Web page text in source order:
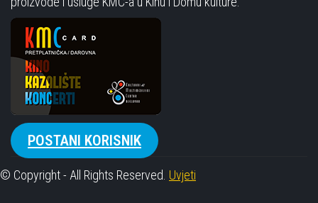
POSTANI KORISNIK
© Copyright - All Rights Reserved. Uvjeti